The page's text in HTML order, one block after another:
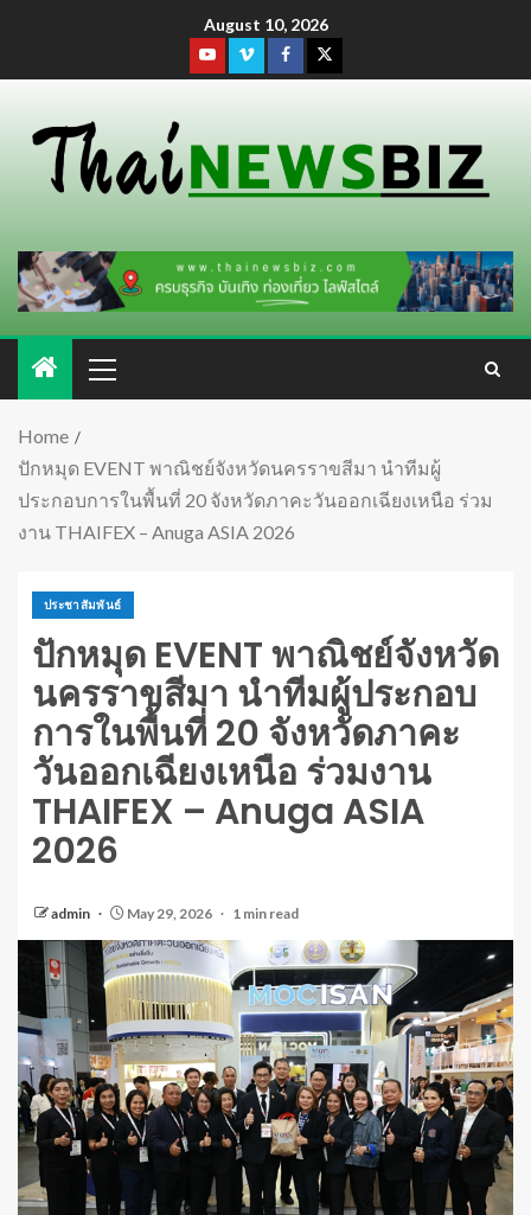
August 10, 2026
Home
ปักหมุด EVENT พาณิชย์จังหวัดนครราขสีมา นำทีมผู้
ประกอบการในพื้นที่ 20 จังหวัดภาคะวันออกเฉียงเหนือ ร่วม
งาน THAIFEX – Anuga ASIA 2026
ประชาสัมพันธ์
ปักหมุด EVENT พาณิชย์จังหวัด
นครราขสีมา นำทีมผู้ประกอบ
การในพื้นที่ 20 จังหวัดภาคะ
วันออกเฉียงเหนือ ร่วมงาน
THAIFEX – Anuga ASIA
2026
admin May 29, 2026 1 min read